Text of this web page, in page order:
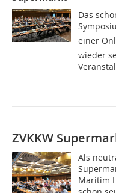
Das
einer
wieder
ZVKKW
Als
Maritim